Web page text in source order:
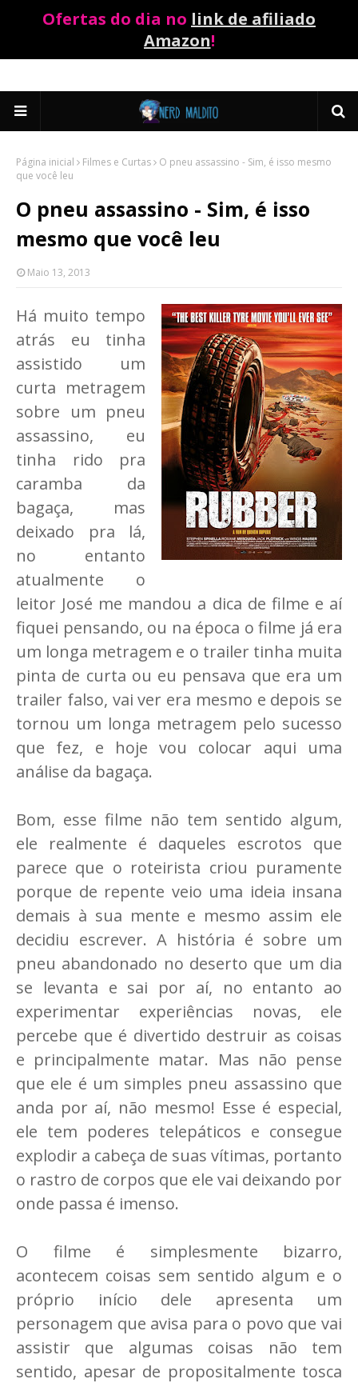
Ofertas do dia no link de afiliado
Amazon!
Página inicial Filmes e Curtas
O pneu assassino - Sim, é isso mesmo
que você leu
O pneu assassino - Sim, é isso
mesmo que você leu
Maio 13, 2013
Há muito tempo
atrás eu tinha
assistido um
curta metragem
sobre um pneu
assassino, eu
tinha rido pra
caramba da
bagaça, mas
deixado pra lá,
no entanto
atualmente o
leitor José me mandou a dica de filme e aí
fiquei pensando, ou na época o filme já era
um longa metragem e o trailer tinha muita
pinta de curta ou eu pensava que era um
trailer falso, vai ver era mesmo e depois se
tornou um longa metragem pelo sucesso
que fez, e hoje vou colocar aqui uma
análise da bagaça.
Bom, esse filme não tem sentido algum,
ele realmente é daqueles escrotos que
parece que o roteirista criou puramente
porque de repente veio uma ideia insana
demais à sua mente e mesmo assim ele
decidiu escrever. A história é sobre um
pneu abandonado no deserto que um dia
se levanta e sai por aí, no entanto ao
experimentar experiências novas, ele
percebe que é divertido destruir as coisas
e principalmente matar. Mas não pense
que ele é um simples pneu assassino que
anda por aí, não mesmo! Esse é especial,
ele tem poderes telepáticos e consegue
explodir a cabeça de suas vítimas, portanto
o rastro de corpos que ele vai deixando por
onde passa é imenso.
O filme é simplesmente bizarro,
acontecem coisas sem sentido algum e o
próprio início dele apresenta um
personagem que avisa para o povo que vai
assistir que algumas coisas não tem
sentido, apesar de propositalmente tosca